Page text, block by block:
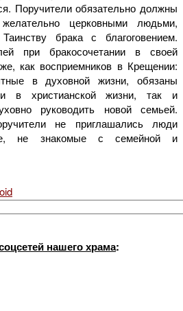
Поручители обязательно должны
церковными людьми,
брака с благоговением.
при бракосочетании в своей
как восприемников в Крещении:
в духовной жизни, обязаны
в христианской жизни, так и
руководить новой семьей.
не приглашались люди
не знакомые с семейной и
нашего храма: